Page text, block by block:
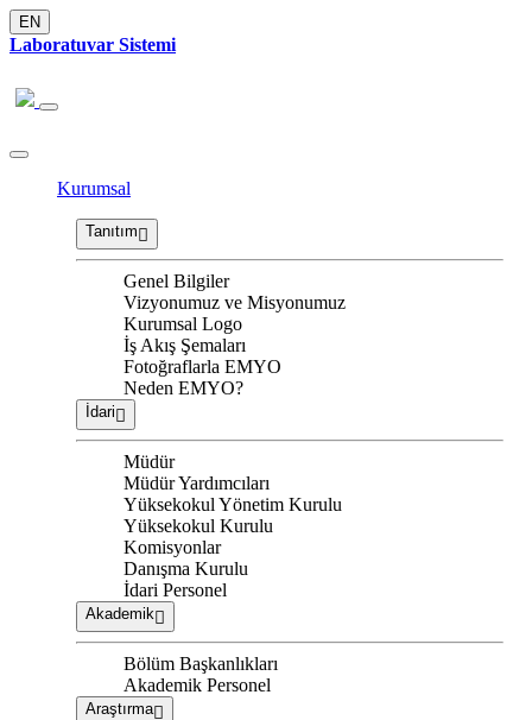
EN
Laboratuvar Sistemi
Kurumsal
Tanıtım
Genel Bilgiler
Vizyonumuz ve Misyonumuz
Kurumsal Logo
İş Akış Şemaları
Fotoğraflarla EMYO
Neden EMYO?
İdari
Müdür
Müdür Yardımcıları
Yüksekokul Yönetim Kurulu
Yüksekokul Kurulu
Komisyonlar
Danışma Kurulu
İdari Personel
Akademik
Bölüm Başkanlıkları
Akademik Personel
Araştırma